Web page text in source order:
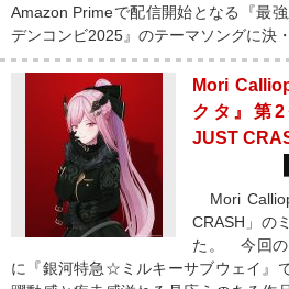
Amazon Primeで配信開始となる『最
デンコンビ2025』のテーマソングに決
Mori
クタ』第
JUST
Mori
CRASH」の
た。 今回の
に『銀河特急☆ミルキーサブウェイ』